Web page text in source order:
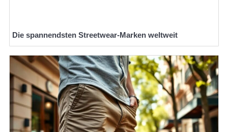
Die spannendsten Streetwear-Marken weltweit